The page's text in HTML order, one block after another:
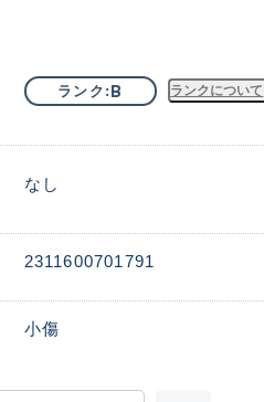
ランク B ランクについて
なし
2311600701791
小傷